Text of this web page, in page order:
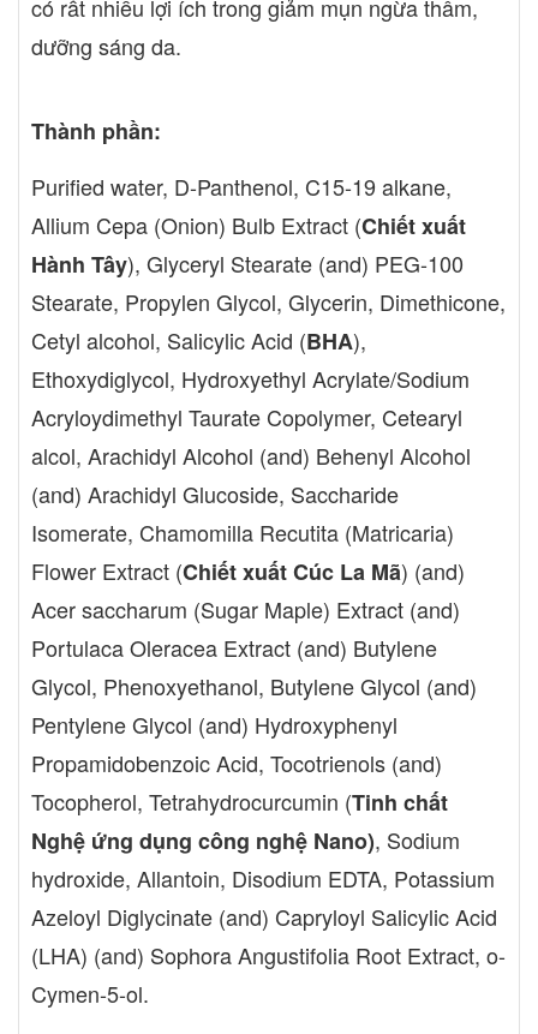
có rất nhiều lợi ích trong giảm mụn ngừa thâm,
dưỡng sáng da.
Thành phần:
Purified water, D-Panthenol, C15-19 alkane,
Allium Cepa (Onion) Bulb Extract (Chiết xuất
Hành Tây), Glyceryl Stearate (and) PEG-100
Stearate, Propylen Glycol, Glycerin, Dimethicone,
Cetyl alcohol, Salicylic Acid (BHA),
Ethoxydiglycol, Hydroxyethyl Acrylate/Sodium
Acryloydimethyl Taurate Copolymer, Cetearyl
alcol, Arachidyl Alcohol (and) Behenyl Alcohol
(and) Arachidyl Glucoside, Saccharide
Isomerate, Chamomilla Recutita (Matricaria)
Flower Extract (Chiết xuất Cúc La Mã) (and)
Acer saccharum (Sugar Maple) Extract (and)
Portulaca Oleracea Extract (and) Butylene
Glycol, Phenoxyethanol, Butylene Glycol (and)
Pentylene Glycol (and) Hydroxyphenyl
Propamidobenzoic Acid, Tocotrienols (and)
Tocopherol, Tetrahydrocurcumin (Tinh chất
Nghệ ứng dụng công nghệ Nano), Sodium
hydroxide, Allantoin, Disodium EDTA, Potassium
Azeloyl Diglycinate (and) Capryloyl Salicylic Acid
(LHA) (and) Sophora Angustifolia Root Extract, o-
Cymen-5-ol.